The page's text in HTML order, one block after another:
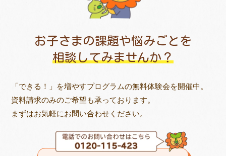
お子さまの課題や悩みごとを
相談してみませんか？
「できる！」を増やすプログラムの無料体験会を開催中。
資料請求のみのご希望も承っております。
まずはお気軽にお問い合わせください。